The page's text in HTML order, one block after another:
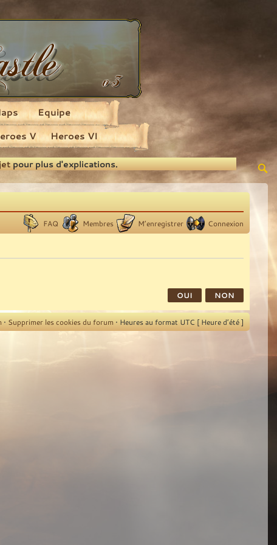
V Heroes VI
Equipe
pour plus d'explications.
FAQ Membres M’enregistrer Connexion
• Supprimer les cookies du forum • Heures au format UTC [ Heure d’été ]